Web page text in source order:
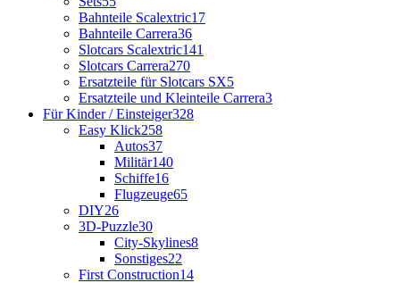
Bahnteile Scalextric17
Bahnteile Carrera36
Slotcars Scalextric141
Slotcars Carrera270
Ersatzteile für Slotcars SX5
Ersatzteile und Kleinteile Carrera3
Für Kinder / Einsteiger328
Easy Klick258
Autos37
Militär140
Schiffe16
Flugzeuge65
DIY26
3D-Puzzle30
City-Skylines8
Sonstiges22
First Construction14